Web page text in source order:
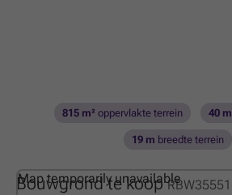
Bouwgrond te koopRBW35551
815 m² oppervlakte terrein 40 m
19 m breedte terrein
Map temporarily unavailable